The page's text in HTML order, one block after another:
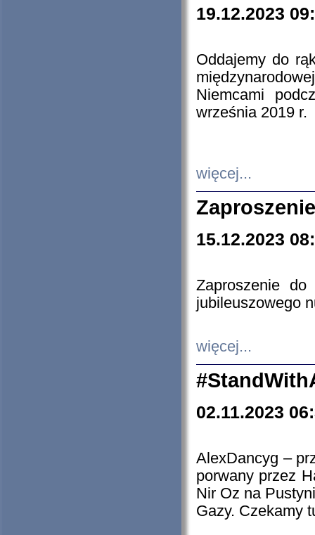
19.12.2023
Oddajemy do
Niemcami
września 2019 r.
więcej...
15.12.2023
Zaproszenie do
jubileuszowego
więcej...
02.11.2023
AlexDancyg –
porwany przez
Nir Oz na
Gazy. Czekamy